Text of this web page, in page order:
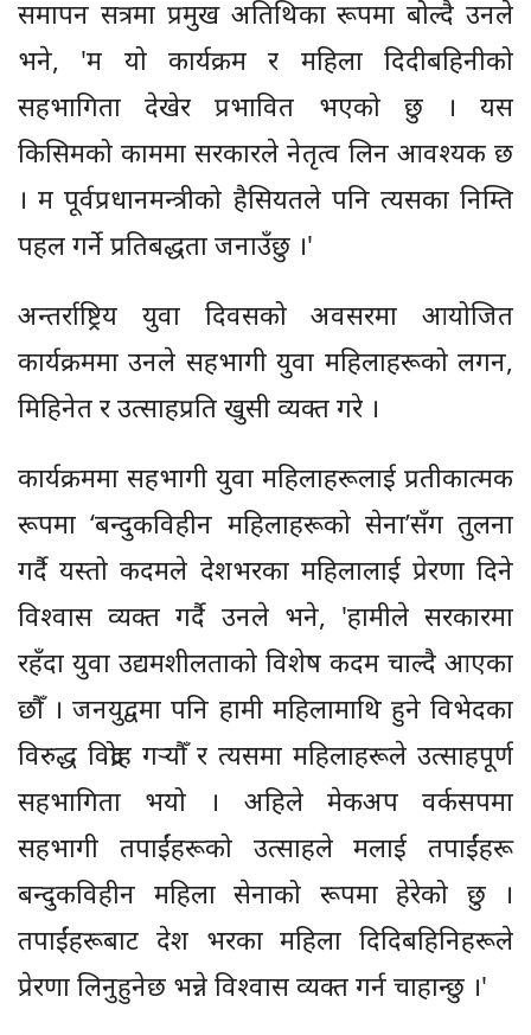
समापन सत्रमा प्रमुख अतिथिका रूपमा बोल्दै उनले
भने, 'म यो कार्यक्रम र महिला दिदीबहिनीको
सहभागिता देखेर प्रभावित भएको छु । यस
किसिमको काममा सरकारले नेतृत्व लिन आवश्यक छ
। म पूर्वप्रधानमन्त्रीको हैसियतले पनि त्यसका निम्ति
पहल गर्ने प्रतिबद्धता जनाउँछु ।'
अन्तर्राष्ट्रिय युवा दिवसको अवसरमा आयोजित
कार्यक्रममा उनले सहभागी युवा महिलाहरूको लगन,
मिहिनेत र उत्साहप्रति खुसी व्यक्त गरे ।
कार्यक्रममा सहभागी युवा महिलाहरूलाई प्रतीकात्मक
रूपमा ‘बन्दुकविहीन महिलाहरूको सेना’सँग तुलना
गर्दै यस्तो कदमले देशभरका महिलालाई प्रेरणा दिने
विश्वास व्यक्त गर्दै उनले भने, 'हामीले सरकारमा
रहँदा युवा उद्यमशीलताको विशेष कदम चाल्दै आएका
छौँ । जनयुद्वमा पनि हामी महिलामाथि हुने विभेदका
विरुद्ध विद्रोह गर्‍यौँ र त्यसमा महिलाहरूले उत्साहपूर्ण
सहभागिता भयो । अहिले मेकअप वर्कसपमा
सहभागी तपाईंहरूको उत्साहले मलाई तपाईंहरू
बन्दुकविहीन महिला सेनाको रूपमा हेरेको छु ।
तपाईंहरूबाट देश भरका महिला दिदिबहिनिहरूले
प्रेरणा लिनुहुनेछ भन्ने विश्वास व्यक्त गर्न चाहान्छु ।'